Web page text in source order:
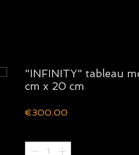
"INFINITY" tableau
cm x 20 cm
€300.00